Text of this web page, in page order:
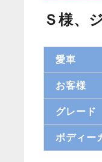
Ｓ様、
愛車
お客様
グレード
ボディー